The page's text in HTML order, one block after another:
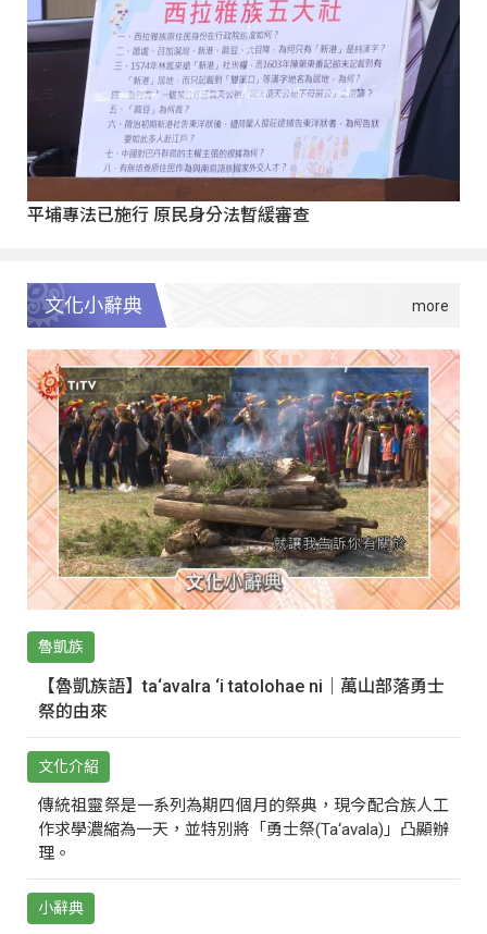
平埔專法已施行 原民身分法暫緩審查
文化小辭典
魯凱族
【魯凱族語】ta‘avalra ‘i tatolohae ni｜萬山部落勇士
祭的由來
文化介紹
傳統祖靈祭是一系列為期四個月的祭典，現今配合族人工
作求學濃縮為一天，並特別將「勇士祭(Ta‘avala)」凸顯辦
理。
小辭典